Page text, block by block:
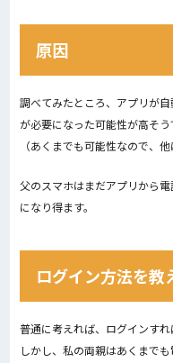
原因
調べてみたところ、アプリが
が必要になった可能性が高そう
（あくまでも可能性なので、
父のスマホはまだアプリから電
になり得ます。
ログイン方法を教
普通に考えれば、ログインすれ
しかし、私の両親はあくまでも